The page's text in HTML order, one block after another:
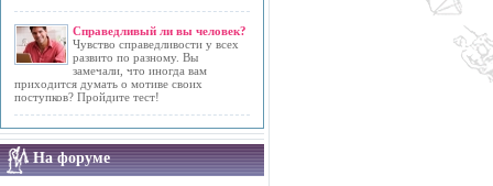
Справедливый ли вы человек?
Чувство справедливости у всех
развито по разному. Вы
замечали, что иногда вам
приходится думать о мотиве своих
поступков? Пройдите тест!
На форуме